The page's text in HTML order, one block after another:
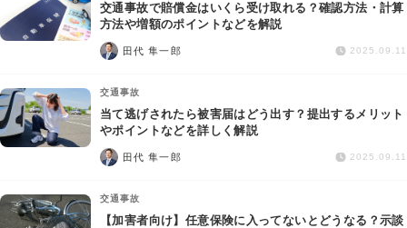
交通事故で賠償金はいくら受け取れる？確認方法・計算
方法や増額のポイントなどを解説
田代 隼一郎 2025.09.11
交通事故
当て逃げされたら被害届はどう出す？提出するメリット
やポイントなどを詳しく解説
田代 隼一郎 2025.09.11
交通事故
【加害者向け】任意保険に入ってないとどうなる？示談